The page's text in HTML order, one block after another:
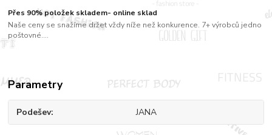
Přes 90% položek skladem- online sklad
Naše ceny se snažíme držet vždy níže než konkurence. 7+ výrobců jedno
poštovné....
Parametry
Podešev JANA